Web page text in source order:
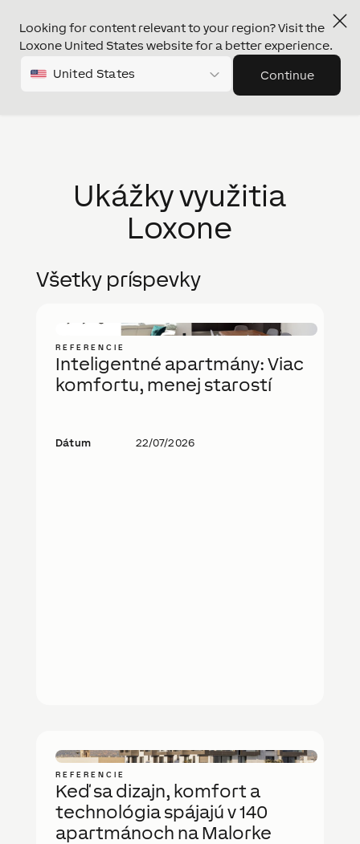
Looking for content relevant to your region? Visit the
Loxone United States website for a better experience.
United States Continue
Ukážky využitia
Loxone
Všetky príspevky
REFERENCIE
Inteligentné apartmány: Viac
komfortu, menej starostí
Dátum 22/07/2026
REFERENCIE
Keď sa dizajn, komfort a
technológia spájajú v 140
apartmánoch na Malorke